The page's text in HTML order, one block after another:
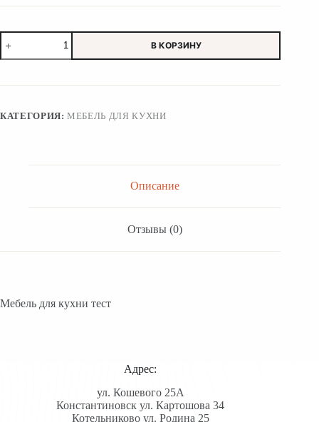
Количество
товара
Мебель
кухни
В КОРЗИНУ
КАТЕГОРИЯ:МЕБЕЛЬ ДЛЯ КУХНИ
Описание
Отзывы (0)
Мебель для кухни тест
Адрес:
ул. Кошевого 25А
Константиновск ул. Картошова 34
Котельниково ул. Родина 25